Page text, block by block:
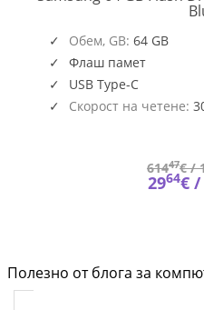
Обем, GB: 64 GB
Флаш памет
USB Type-C
Скорост на четене:
61447€ /
2964€ /
Полезно от блога за